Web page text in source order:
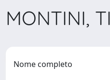
MONTINI,
Nome completo